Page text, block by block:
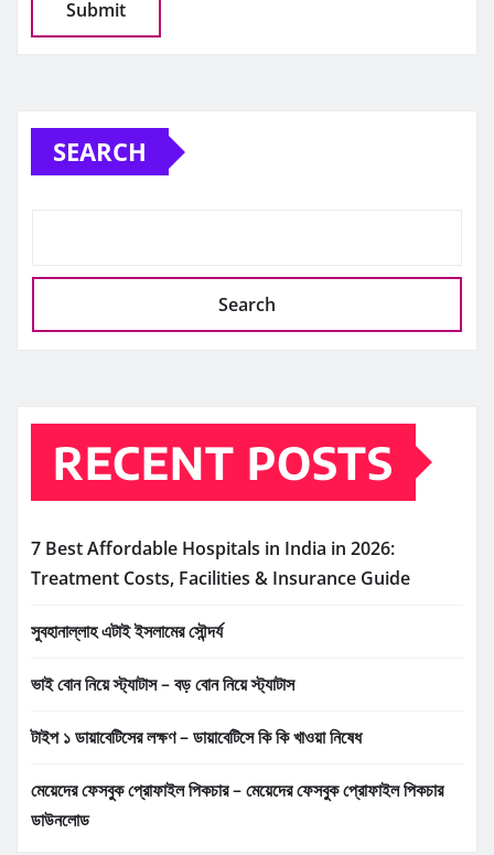
SEARCH
Search
RECENT POSTS
7 Best Affordable Hospitals in India in 2026:
Treatment Costs, Facilities & Insurance Guide
সুবহানাল্লাহ এটাই ইসলামের সৌন্দর্য
ভাই বোন নিয়ে স্ট্যাটাস – বড় বোন নিয়ে স্ট্যাটাস
টাইপ ১ ডায়াবেটিসের লক্ষণ – ডায়াবেটিসে কি কি খাওয়া নিষেধ
মেয়েদের ফেসবুক প্রোফাইল পিকচার – মেয়েদের ফেসবুক প্রোফাইল পিকচার
ডাউনলোড